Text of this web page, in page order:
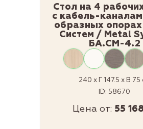
Стол на 4
с кабель-
образных
Систем / Metal
БА.СМ-4.2
240 x Г 147.5 x В 75
ID: 58670
Цена от: 55 168